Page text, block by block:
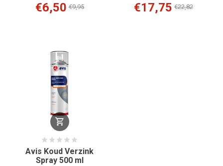
€6,50 €9,95 €17,75 €22,82
Avis Koud Verzink
Spray 500 ml